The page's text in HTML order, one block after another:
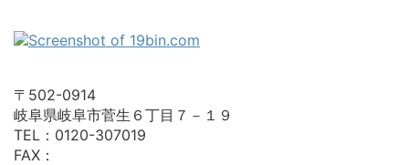
〒502-0914
岐阜県岐阜市菅生６丁目７－１９
TEL：0120-307019
FAX：